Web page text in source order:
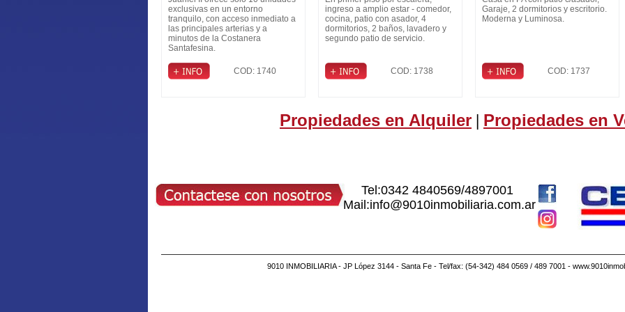
exclusivas en un entorno
tranquilo, con acceso inmediato a
las principales arterias y a
minutos de la Costanera
Santafesina.
COD: 1740
ingreso a amplio estar - comedor,
cocina, patio con asador, 4
dormitorios, 2 baños, lavadero y
segundo patio de servicio.
COD: 1738
Garaje, 2 dormitorios y escritorio.
Moderna y Luminosa.
COD: 1737
Propiedades en Alquiler | Propiedades en
Tel:0342 4840569/4897001
Mail:info@9010inmobiliaria.com.ar
9010 INMOBILIARIA - JP López 3144 - Santa Fe - Tel/fax: (54-342) 484 0569 / 489 7001 -